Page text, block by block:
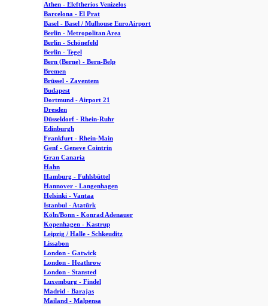
Athen - Eleftherios Venizelos
Barcelona - El Prat
Basel - Basel / Mulhouse EuroAirport
Berlin - Metropolitan Area
Berlin - Schönefeld
Berlin - Tegel
Bern (Berne) - Bern-Belp
Bremen
Brüssel - Zaventem
Budapest
Dortmund - Airport 21
Dresden
Düsseldorf - Rhein-Ruhr
Edinburgh
Frankfurt - Rhein-Main
Genf - Geneve Cointrin
Gran Canaria
Hahn
Hamburg - Fuhlsbüttel
Hannover - Langenhagen
Helsinki - Vantaa
Istanbul - Atatürk
Köln/Bonn - Konrad Adenauer
Kopenhagen - Kastrup
Leipzig / Halle - Schkeuditz
Lissabon
London - Gatwick
London - Heathrow
London - Stansted
Luxemburg - Findel
Madrid - Barajas
Mailand - Malpensa